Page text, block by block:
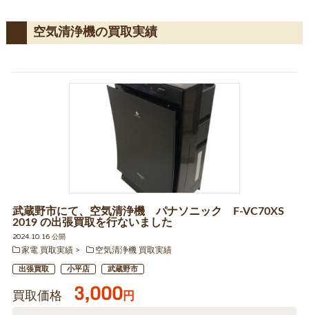
空気清浄機の買取実績
武蔵野市にて、空気清浄機 パナソニック F-VC70XS
2019 の出張買取を行ないました
2024.10.16 公開
家電 買取実績
空気清浄機 買取実績
出張買取 小平店 武蔵野市
買取価格 3,000円